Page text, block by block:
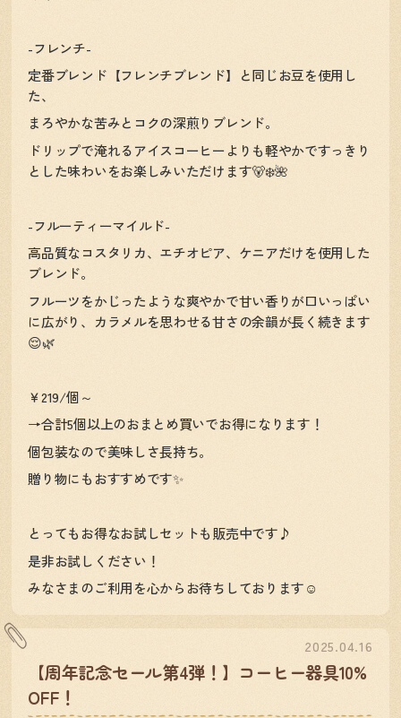
-フレンチ-
定番ブレンド【フレンチブレンド】と同じお豆を使用し
た、
まろやかな苦みとコクの深煎りブレンド。
ドリップで淹れるアイスコーヒーよりも軽やかですっきり
とした味わいをお楽しみいただけます🐻‍❄️🌺
-フルーティーマイルド-
高品質なコスタリカ、エチオピア、ケニアだけを使用した
ブレンド。
フルーツをかじったような爽やかで甘い香りが口いっぱい
に広がり、カラメルを思わせる甘さの余韻が長く続きます
😌🌿
￥219/個～
→合計5個以上のおまとめ買いでお得になります！
個包装なので美味しさ長持ち。
贈り物にもおすすめです✨
とってもお得なお試しセットも販売中です♪
是非お試しください！
みなさまのご利用を心からお待ちしております☺️
2025.04.16
【周年記念セール第4弾！】コーヒー器具10%
OFF！